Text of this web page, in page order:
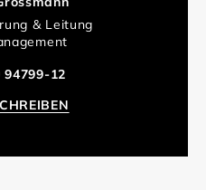
& Leitung
94799-12